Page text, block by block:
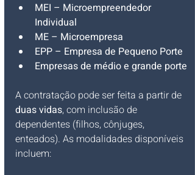
MEI – Microempreendedor
Individual
ME – Microempresa
EPP – Empresa de Pequeno Porte
Empresas de médio e grande porte
A contratação pode ser feita a partir de
duas vidas, com inclusão de
dependentes (filhos, cônjuges,
enteados). As modalidades disponíveis
incluem: